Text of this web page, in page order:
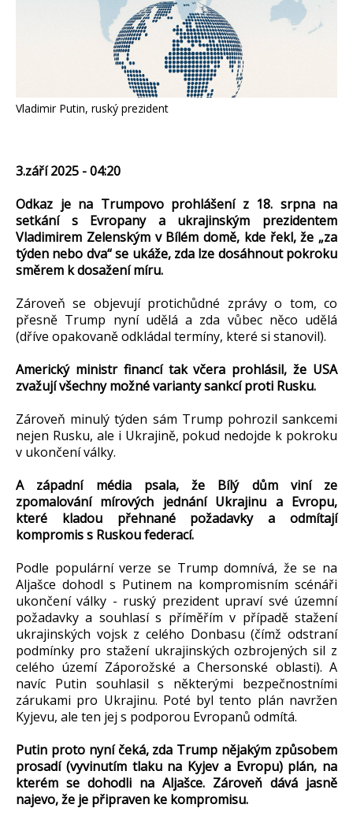
Vladimir Putin, ruský prezident
3.září 2025 - 04:20
Odkaz je na Trumpovo prohlášení z 18. srpna na
setkání s Evropany a ukrajinským prezidentem
Vladimirem Zelenským v Bílém domě, kde řekl, že „za
týden nebo dva“ se ukáže, zda lze dosáhnout pokroku
směrem k dosažení míru.
Zároveň se objevují protichůdné zprávy o tom, co
přesně Trump nyní udělá a zda vůbec něco udělá
(dříve opakovaně odkládal termíny, které si stanovil).
Americký ministr financí tak včera prohlásil, že USA
zvažují všechny možné varianty sankcí proti Rusku.
Zároveň minulý týden sám Trump pohrozil sankcemi
nejen Rusku, ale i Ukrajině, pokud nedojde k pokroku
v ukončení války.
A západní média psala, že Bílý dům viní ze
zpomalování mírových jednání Ukrajinu a Evropu,
které kladou přehnané požadavky a odmítají
kompromis s Ruskou federací.
Podle populární verze se Trump domnívá, že se na
Aljašce dohodl s Putinem na kompromisním scénáři
ukončení války - ruský prezident upraví své územní
požadavky a souhlasí s příměřím v případě stažení
ukrajinských vojsk z celého Donbasu (čímž odstraní
podmínky pro stažení ukrajinských ozbrojených sil z
celého území Záporožské a Chersonské oblasti). A
navíc Putin souhlasil s některými bezpečnostními
zárukami pro Ukrajinu. Poté byl tento plán navržen
Kyjevu, ale ten jej s podporou Evropanů odmítá.
Putin proto nyní čeká, zda Trump nějakým způsobem
prosadí (vyvinutím tlaku na Kyjev a Evropu) plán, na
kterém se dohodli na Aljašce. Zároveň dává jasně
najevo, že je připraven ke kompromisu.